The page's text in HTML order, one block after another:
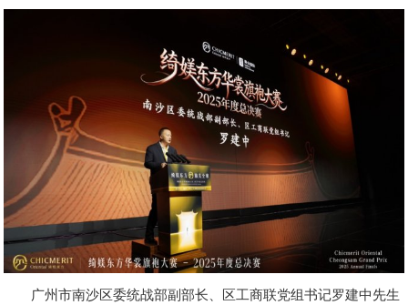
广州市南沙区委统战部副部长、区工商联党组书记罗建中先生